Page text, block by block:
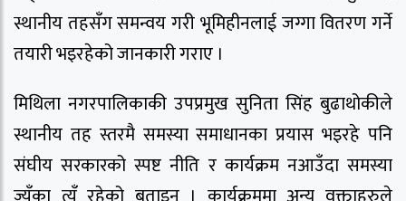
स्थानीय तहसँग समन्वय गरी भूमिहीनलाई जग्गा वितरण गर्ने
तयारी भइरहेको जानकारी गराए ।
मिथिला नगरपालिकाकी उपप्रमुख सुनिता सिंह बुढाथोकीले
स्थानीय तह स्तरमै समस्या समाधानका प्रयास भइरहे पनि
संघीय सरकारको स्पष्ट नीति र कार्यक्रम नआउँदा समस्या